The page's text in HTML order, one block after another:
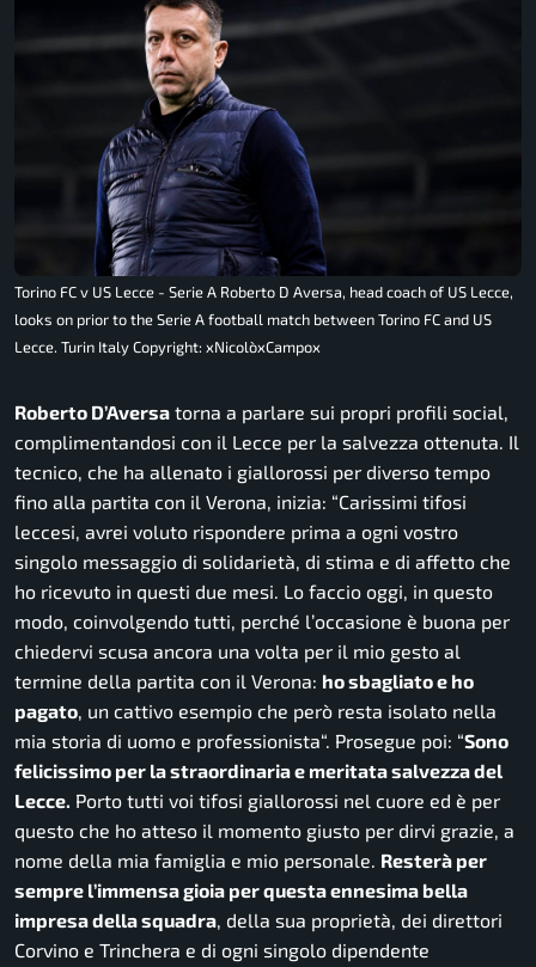
Torino FC v US Lecce - Serie A Roberto D Aversa, head coach of US Lecce,
looks on prior to the Serie A football match between Torino FC and US
Lecce. Turin Italy Copyright: xNicolòxCampox
Roberto D’Aversa torna a parlare sui propri profili social,
complimentandosi con il Lecce per la salvezza ottenuta. Il
tecnico, che ha allenato i giallorossi per diverso tempo
fino alla partita con il Verona, inizia: “Carissimi tifosi
leccesi, avrei voluto rispondere prima a ogni vostro
singolo messaggio di solidarietà, di stima e di affetto che
ho ricevuto in questi due mesi. Lo faccio oggi, in questo
modo, coinvolgendo tutti, perché l’occasione è buona per
chiedervi scusa ancora una volta per il mio gesto al
termine della partita con il Verona: ho sbagliato e ho
pagato, un cattivo esempio che però resta isolato nella
mia storia di uomo e professionista“. Prosegue poi: “Sono
felicissimo per la straordinaria e meritata salvezza del
Lecce. Porto tutti voi tifosi giallorossi nel cuore ed è per
questo che ho atteso il momento giusto per dirvi grazie, a
nome della mia famiglia e mio personale. Resterà per
sempre l’immensa gioia per questa ennesima bella
impresa della squadra, della sua proprietà, dei direttori
Corvino e Trinchera e di ogni singolo dipendente